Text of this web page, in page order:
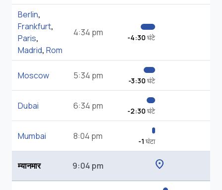
Berlin,
Frankfurt,
Paris,
Madrid, Rom
4:34 pm -4:30 घंटे
Moscow 5:34 pm -3:30 घंटे
Dubai 6:34 pm -2:30 घंटे
Mumbai 8:04 pm -1 घंटा
म्यानमार 9:04 pm location_on